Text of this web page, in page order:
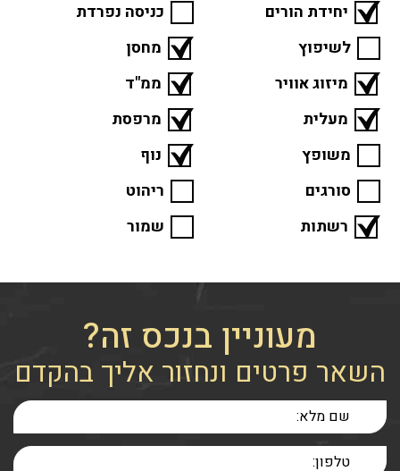
יחידת הורים
כניסה נפרדת
לשיפוץ
מחסן
מיזוג אוויר
ממ"ד
מעלית
מרפסת
משופץ
נוף
סורגים
ריהוט
רשתות
שמור
מעוניין בנכס זה?
השאר פרטים ונחזור אליך בהקדם